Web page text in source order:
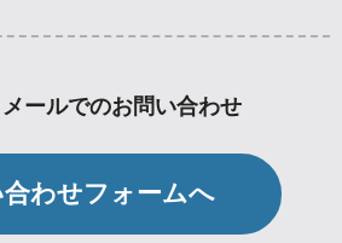
メールでのお問い合わせ
わせフォームへ